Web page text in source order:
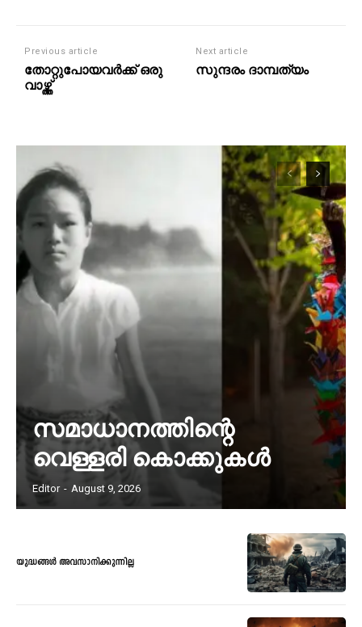
Previous article
തോറ്റുപോയവർക്ക് ഒരു
വാഴ്ത്ത്
Next article
സുന്ദരം ദാമ്പത്യം
സമാധാനത്തിന്റെ
വെള്ളരി കൊക്കുകൾ
Editor - August 9, 2026
യുദ്ധങ്ങൾ അവസാനിക്കുന്നില്ല